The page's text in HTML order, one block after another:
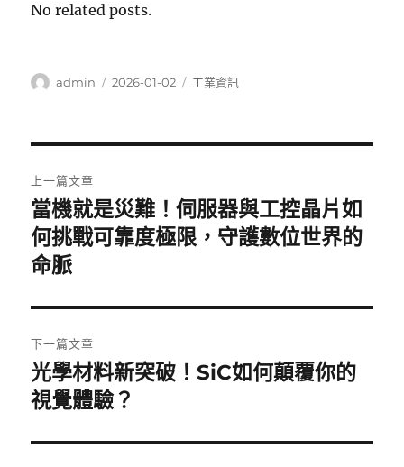
No related posts.
作
admin
發
2026-01-02
分
工業資訊
章
導
覽
上一篇文章
上
一
篇
章:
當機就是災難！伺服器與工控晶片如
何挑戰可靠度極限，守護數位世界的
命脈
下一篇文章
下
一
文
光學材料新突破！SiC如何顛覆你的
視覺體驗？